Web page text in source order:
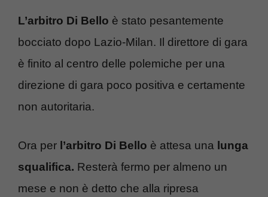
L’arbitro Di Bello è stato pesantemente
bocciato dopo Lazio-Milan. Il direttore di gara
è finito al centro delle polemiche per una
direzione di gara poco positiva e certamente
non autoritaria.
Ora per l’arbitro Di Bello è attesa una lunga
squalifica. Resterà fermo per almeno un
mese e non è detto che alla ripresa